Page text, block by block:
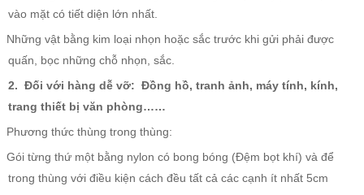
vào mặt có tiết diện lớn nhất.
Những vật bằng kim loại nhọn hoặc sắc trước khi gửi phải được
quấn, bọc những chỗ nhọn, sắc.
2. Đối với hàng dễ vỡ: Đồng hồ, tranh ảnh, máy tính, kính,
trang thiết bị văn phòng……
Phương thức thùng trong thùng:
Gói từng thứ một bằng nylon có bong bóng (Đệm bọt khí) và để
trong thùng với điều kiện cách đều tất cả các cạnh ít nhất 5cm